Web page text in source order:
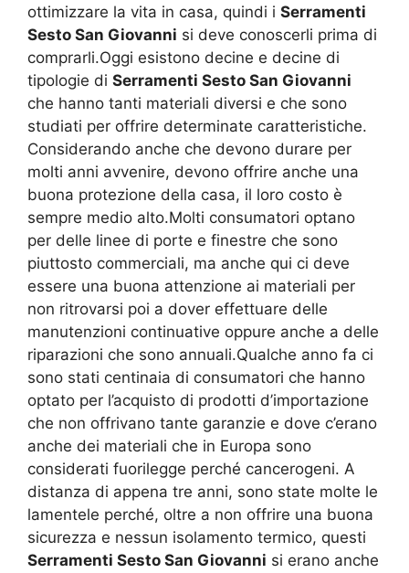
ottimizzare la vita in casa, quindi i Serramenti
Sesto San Giovanni si deve conoscerli prima di
comprarli.Oggi esistono decine e decine di
tipologie di Serramenti Sesto San Giovanni
che hanno tanti materiali diversi e che sono
studiati per offrire determinate caratteristiche.
Considerando anche che devono durare per
molti anni avvenire, devono offrire anche una
buona protezione della casa, il loro costo è
sempre medio alto.Molti consumatori optano
per delle linee di porte e finestre che sono
piuttosto commerciali, ma anche qui ci deve
essere una buona attenzione ai materiali per
non ritrovarsi poi a dover effettuare delle
manutenzioni continuative oppure anche a delle
riparazioni che sono annuali.Qualche anno fa ci
sono stati centinaia di consumatori che hanno
optato per l’acquisto di prodotti d’importazione
che non offrivano tante garanzie e dove c’erano
anche dei materiali che in Europa sono
considerati fuorilegge perché cancerogeni. A
distanza di appena tre anni, sono state molte le
lamentele perché, oltre a non offrire una buona
sicurezza e nessun isolamento termico, questi
Serramenti Sesto San Giovanni si erano anche